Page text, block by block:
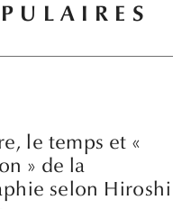
le temps et «
» de la
selon Hiroshi